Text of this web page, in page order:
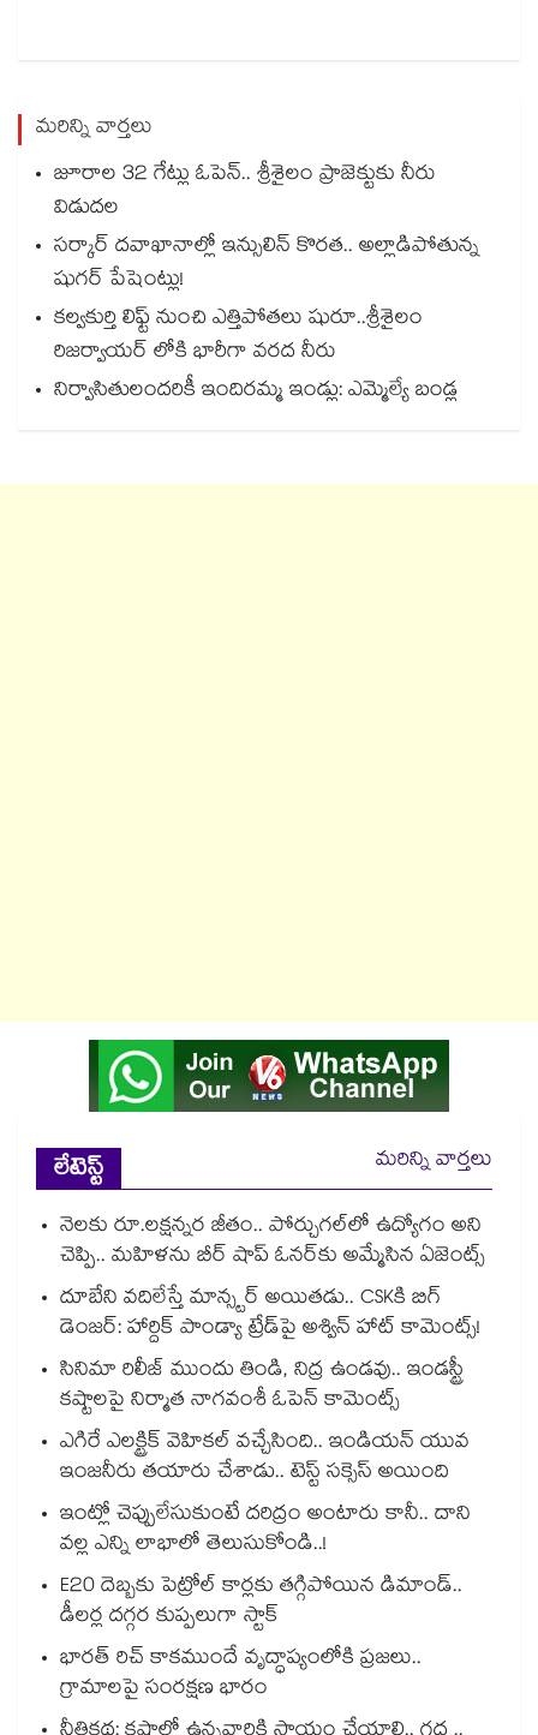
మరిన్ని వార్తలు
జూరాల 32 గేట్లు ఓపెన్.. శ్రీశైలం ప్రాజెక్టుకు నీరు
విడుదల
సర్కార్ దవాఖానాల్లో ఇన్సులిన్ కొరత.. అల్లాడిపోతున్న
షుగర్ పేషెంట్లు!
కల్వకుర్తి లిఫ్ట్ నుంచి ఎత్తిపోతలు షురూ..శ్రీశైలం
రిజర్వాయర్ లోకి భారీగా వరద నీరు
నిర్వాసితులందరికీ ఇందిరమ్మ ఇండ్లు: ఎమ్మెల్యే బండ్ల
లేటెస్ట్
మరిన్ని వార్తలు
నెలకు రూ.లక్షన్నర జీతం.. పోర్చుగల్⁭లో ఉద్యోగం అని
చెప్పి.. మహిళను బీర్ షాప్ ఓనర్⁭కు అమ్మేసిన ఏజెంట్స్
దూబేని వదిలేస్తే మాన్స్టర్ అయితడు.. CSKకి బిగ్
డెంజర్: హార్దిక్ పాండ్యా ట్రేడ్‌పై అశ్విన్ హాట్ కామెంట్స్!
సినిమా రిలీజ్ ముందు తిండి, నిద్ర ఉండవు.. ఇండస్ట్రీ
కష్టాలపై నిర్మాత నాగవంశీ ఓపెన్ కామెంట్స్
ఎగిరే ఎలక్ట్రిక్ వెహికల్ వచ్చేసింది.. ఇండియన్ యువ
ఇంజనీరు తయారు చేశాడు.. టెస్ట్ సక్సెస్ అయింది
ఇంట్లో చెప్పులేసుకుంటే దరిద్రం అంటారు కానీ.. దాని
వల్ల ఎన్ని లాభాలో తెలుసుకోండి..!
E20 దెబ్బకు పెట్రోల్ కార్లకు తగ్గిపోయిన డిమాండ్..
డీలర్ల దగ్గర కుప్పలుగా స్టాక్
భారత్ రిచ్ కాకముందే వృద్ధాప్యంలోకి ప్రజలు..
గ్రామాలపై సంరక్షణ భారం